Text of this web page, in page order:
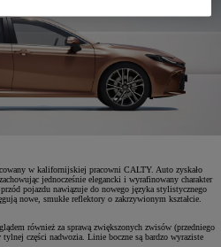
w kalifornijskiej pracowni CALTY. Auto zyskało
jednocześnie elegancki i wyrafinowany charakter
pojazdu nawiązuje do nowego języka stylistycznego
nowe, smukłe reflektory o zakrzywionym kształcie.
również za sprawą zwiększonych zwisów (przedniego
części nadwozia. Linie boczne są bardzo wyraziste